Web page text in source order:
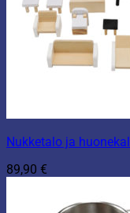
Nukketalo ja
89,90 €